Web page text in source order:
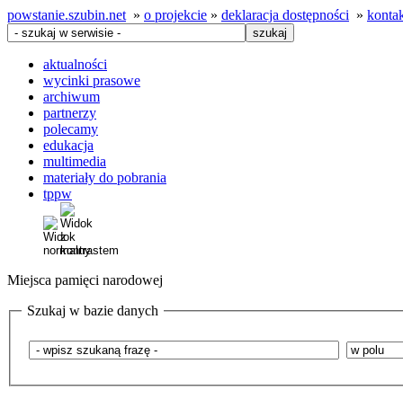
powstanie.szubin.net » o projekcie » deklaracja dostępności »
aktualności
wycinki prasowe
archiwum
partnerzy
polecamy
edukacja
multimedia
materiały do pobrania
tppw
Miejsca pamięci narodowej
Szukaj w bazie danych